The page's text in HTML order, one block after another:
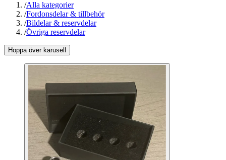
/Alla kategorier
/Fordonsdelar & tillbehör
/Bildelar & reservdelar
/Övriga reservdelar
Hoppa över karusell